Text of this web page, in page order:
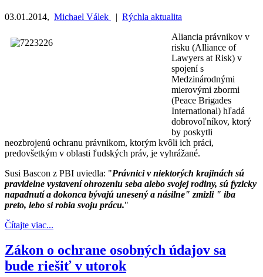
03.01.2014, Michael Válek | Rýchla aktualita
Aliancia právnikov v
risku (Alliance of
Lawyers at Risk) v
spojení s
Medzinárodnými
mierovými zbormi
(Peace Brigades
International) hľadá
dobrovoľníkov, ktorý
by poskytli
neozbrojenú ochranu právnikom, ktorým kvôli ich práci,
predovšetkým v oblasti ľudských práv, je vyhrážané.
Susi Bascon z PBI uviedla: "Právnici v niektorých krajinách sú
pravidelne vystavení ohrozeniu seba alebo svojej rodiny, sú fyzicky
napadnutí a dokonca bývajú unesený a násilne" zmizli " iba
preto, lebo si robia svoju prácu."
Čítajte viac...
Zákon o ochrane osobných údajov sa
bude riešiť v utorok